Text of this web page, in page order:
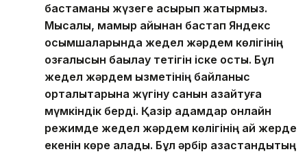
бастаманы жүзеге асырып жатырмыз.
Мысалы, мамыр айынан бастап Яндекс
қосымшаларында жедел жәрдем көлігінің
қозғалысын бақылау тетігін іске қостық. Бұл
жедел жәрдем қызметінің байланыс
орталықтарына жүгіну санын азайтуға
мүмкіндік берді. Қазір адамдар онлайн
режимде жедел жәрдем көлігінің қай жерде
екенін көре алады. Бұл әрбір қазақстандықтың